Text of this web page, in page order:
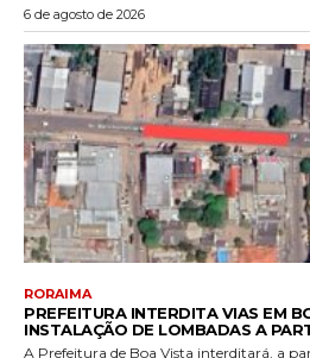
6 de agosto de 2026
RORAIMA
PREFEITURA INTERDITA VIAS EM
INSTALAÇÃO DE LOMBADAS A
A Prefeitura de Boa Vista interditará, a